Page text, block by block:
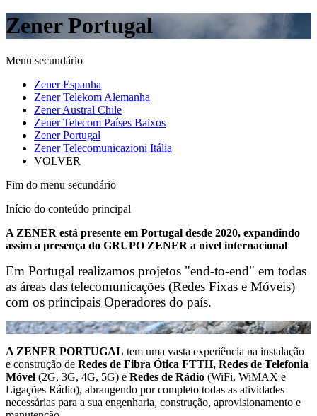
Zener Portugal
Menu secundário
Zener Espanha
Zener Telekom Alemanha
Zener Austral Chile
Zener Telecom Países Baixos
Zener Portugal
Zener Telecomunicazioni Itália
VOLVER
Fim do menu secundário
Início do conteúdo principal
A ZENER está presente em Portugal desde 2020, expandindo
assim a presença do GRUPO ZENER a nível internacional
Em Portugal realizamos projetos "end-to-end" em todas
as áreas das telecomunicações (Redes Fixas e Móveis)
com os principais Operadores do país.
A ZENER PORTUGAL tem uma vasta experiência na instalação
e construção de Redes de Fibra Ótica FTTH, Redes de Telefonia
Móvel (2G, 3G, 4G, 5G) e Redes de Rádio (WiFi, WiMAX e
Ligações Rádio), abrangendo por completo todas as atividades
necessárias para a sua engenharia, construção, aprovisionamento e